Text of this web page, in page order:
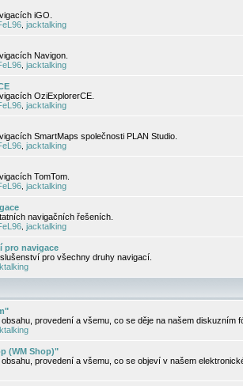
iGO.
jacktalking
Navigon.
jacktalking
OziExplorerCE.
jacktalking
SmartMaps společnosti PLAN Studio.
jacktalking
TomTom.
jacktalking
navigačních řešeních.
jacktalking
pro navigace
pro všechny druhy navigací.
provedení a všemu, co se děje na našem diskuzním
(WM Shop)"
provedení a všemu, co se objeví v našem